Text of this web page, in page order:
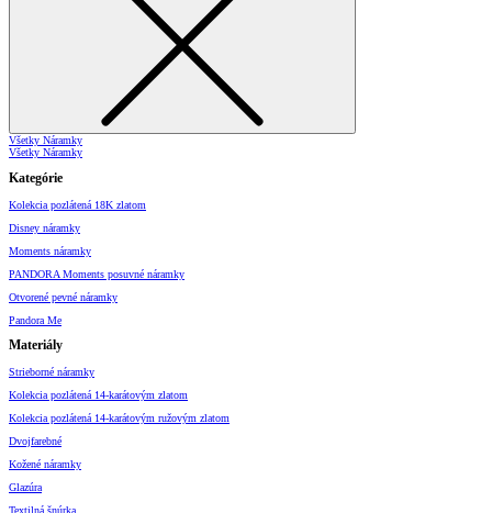
Všetky Náramky
Všetky Náramky
Kategórie
Kolekcia pozlátená 18K zlatom
Disney náramky
Moments náramky
PANDORA Moments posuvné náramky
Otvorené pevné náramky
Pandora Me
Materiály
Strieborné náramky
Kolekcia pozlátená 14-karátovým zlatom
Kolekcia pozlátená 14-karátovým ružovým zlatom
Dvojfarebné
Kožené náramky
Glazúra
Textilná šnúrka